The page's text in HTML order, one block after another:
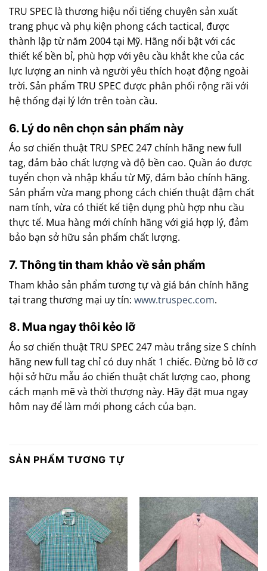
TRU SPEC là thương hiệu nổi tiếng chuyên sản xuất
trang phục và phụ kiện phong cách tactical, được
thành lập từ năm 2004 tại Mỹ. Hãng nổi bật với các
thiết kế bền bỉ, phù hợp với yêu cầu khắt khe của các
lực lượng an ninh và người yêu thích hoạt động ngoài
trời. Sản phẩm TRU SPEC được phân phối rộng rãi với
hệ thống đại lý lớn trên toàn cầu.
6. Lý do nên chọn sản phẩm này
Áo sơ chiến thuật TRU SPEC 247 chính hãng new full
tag, đảm bảo chất lượng và độ bền cao. Quần áo được
tuyển chọn và nhập khẩu từ Mỹ, đảm bảo chính hãng.
Sản phẩm vừa mang phong cách chiến thuật đậm chất
nam tính, vừa có thiết kế tiện dụng phù hợp nhu cầu
thực tế. Mua hàng mới chính hãng với giá hợp lý, đảm
bảo bạn sở hữu sản phẩm chất lượng.
7. Thông tin tham khảo về sản phẩm
Tham khảo sản phẩm tương tự và giá bán chính hãng
tại trang thương mại uy tín: www.truspec.com.
8. Mua ngay thôi kẻo lỡ
Áo sơ chiến thuật TRU SPEC 247 màu trắng size S chính
hãng new full tag chỉ có duy nhất 1 chiếc. Đừng bỏ lỡ cơ
hội sở hữu mẫu áo chiến thuật chất lượng cao, phong
cách mạnh mẽ và thời thượng này. Hãy đặt mua ngay
hôm nay để làm mới phong cách của bạn.
SẢN PHẨM TƯƠNG TỰ